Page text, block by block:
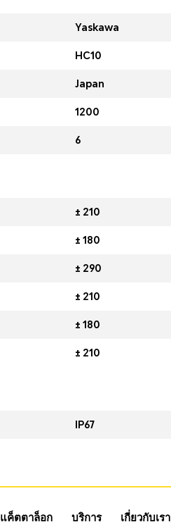
Yaskawa
HC10
Japan
1200
6
± 210
± 180
± 290
± 210
± 180
± 210
IP67
แค็ตตาล็อก บริการ เกี่ยวกับเรา